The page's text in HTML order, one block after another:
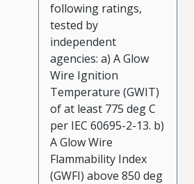
following ratings,
tested by
independent
agencies: a) A Glow
Wire Ignition
Temperature (GWIT)
of at least 775 deg C
per IEC 60695-2-13. b)
A Glow Wire
Flammability Index
(GWFI) above 850 deg